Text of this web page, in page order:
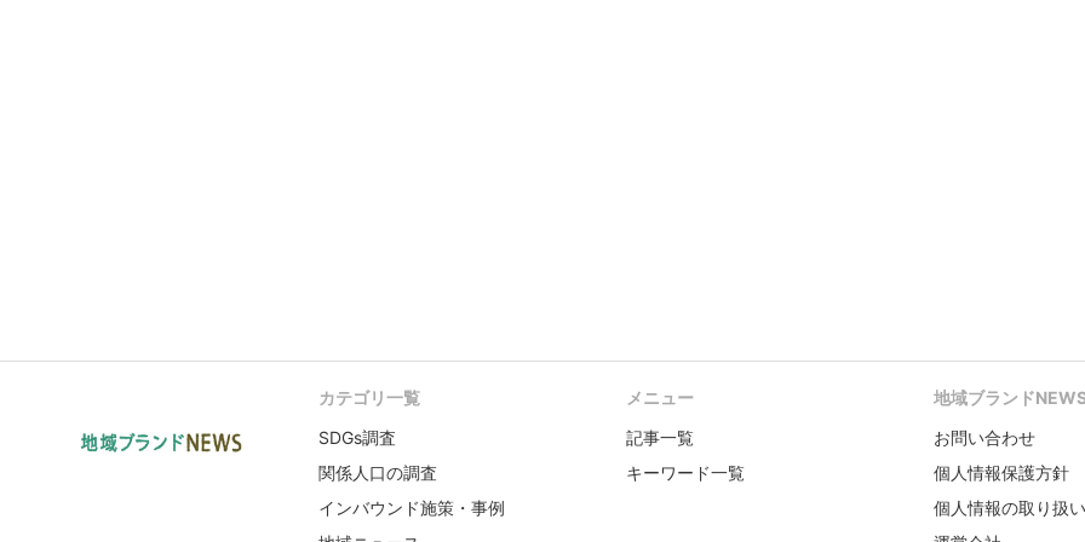
カテゴリ一覧
SDGs調査
関係人口の調査
インバウンド施策・事例
メニュー
記事一覧
キーワード一覧
地域ブランド
お問い合わせ
個人情報保護方針
個人情報の取り扱い